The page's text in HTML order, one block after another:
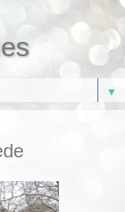
▼